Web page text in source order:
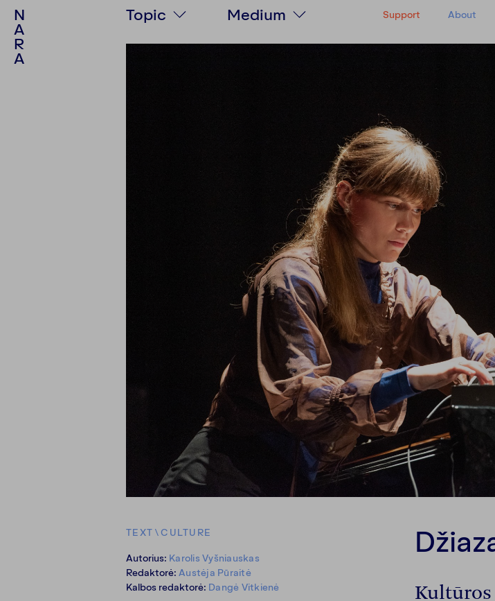
N
A
R
A
Topic
Society
Medium
Text
Support About
TEXT \CULTURE
Autorius: Karolis Vyšniauskas
Redaktorė: Austėja Pūraitė
Kalbos redaktorė: Dangė Vitkienė